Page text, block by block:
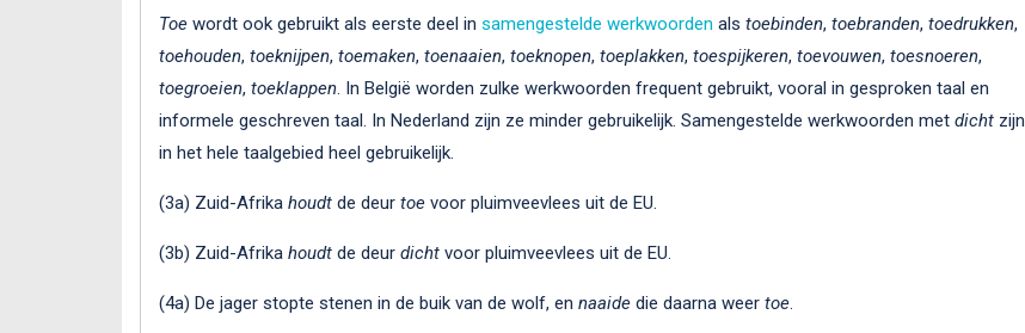
Toe wordt ook gebruikt als eerste deel in samengestelde werkwoorden als toebinden, toebranden, toedrukken,
toehouden, toeknijpen, toemaken, toenaaien, toeknopen, toeplakken, toespijkeren, toevouwen, toesnoeren,
toegroeien, toeklappen. In België worden zulke werkwoorden frequent gebruikt, vooral in gesproken taal en
informele geschreven taal. In Nederland zijn ze minder gebruikelijk. Samengestelde werkwoorden met dicht zijn
in het hele taalgebied heel gebruikelijk.
(3a) Zuid-Afrika houdt de deur toe voor pluimveevlees uit de EU.
(3b) Zuid-Afrika houdt de deur dicht voor pluimveevlees uit de EU.
(4a) De jager stopte stenen in de buik van de wolf, en naaide die daarna weer toe.